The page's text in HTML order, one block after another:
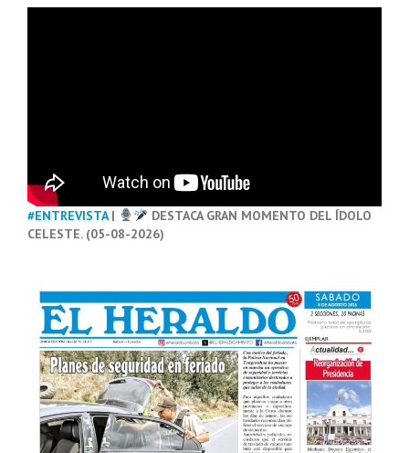
#ENTREVISTA|
DESTACA GRAN MOMENTO DEL ÍDOLO
CELESTE. (05-08-2026)